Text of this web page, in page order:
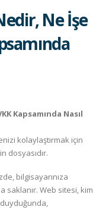
Ne İşe
Kapsamında Nasıl
kolaylaştırmak için
dosyasıdır.
bilgisayarınıza
saklanır. Web sitesi, kim